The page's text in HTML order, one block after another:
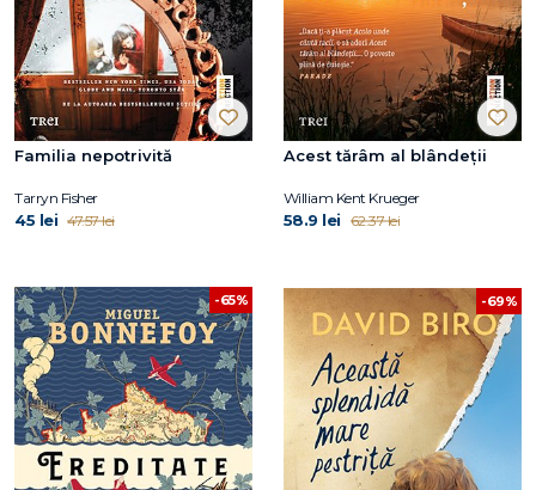
Familia nepotrivită
Tarryn Fisher
45 lei 47.57 lei
Acest tărâm al blândeții
William Kent Krueger
58.9 lei 62.37 lei
-65% -69%